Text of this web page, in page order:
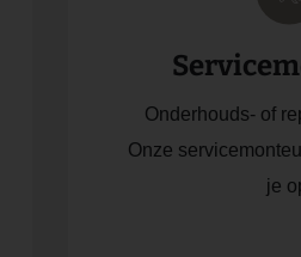
Onderhouds- of
Onze
je